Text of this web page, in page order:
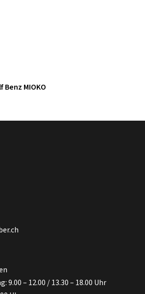
MIOKO
9.00 – 12.00 / 13.30 – 18.00 Uhr